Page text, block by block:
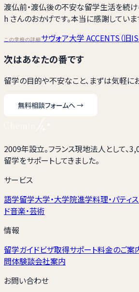
渡仏前・渡仏後の不安な留学生活を続
h さんのおかげです。本当に感謝していま
この学校の詳細サヴォア大学 ACCENTS（旧
次はあなたの番です
留学の目的や不安なこと、まずは気軽に
無料相談フォームへ→
2009年設立。フランス現地法人として、
留学をサポートしてきました。
サービス
語学留学大学・大学院進学料理・パティ
ド音楽・芸術
情報
留学ガイドビザ取得サポート料金のご案
問体験談会社案内
お問い合わせ